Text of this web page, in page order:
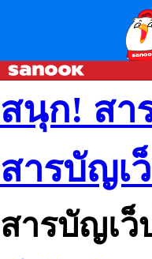
สนุก! สา
สารบัญเ
สารบัญเว็